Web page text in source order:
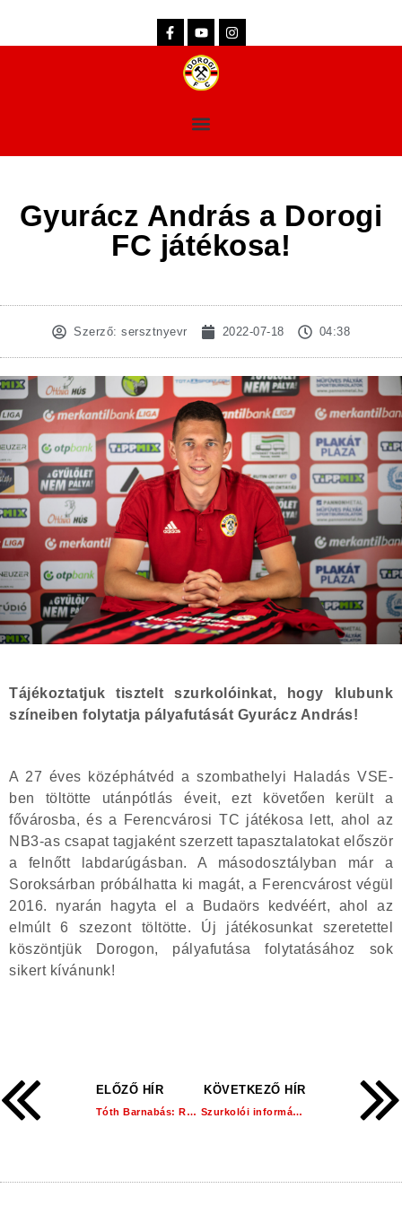
Gyurácz András a Dorogi
FC játékosa!
Szerző: sersztnyevr 2022-07-18 04:38
Tájékoztatjuk tisztelt szurkolóinkat, hogy klubunk
színeiben folytatja pályafutását Gyurácz András!
A 27 éves középhátvéd a szombathelyi Haladás VSE-
ben töltötte utánpótlás éveit, ezt követően került a
fővárosba, és a Ferencvárosi TC játékosa lett, ahol az
NB3-as csapat tagjaként szerzett tapasztalatokat először
a felnőtt labdarúgásban. A másodosztályban már a
Soroksárban próbálhatta ki magát, a Ferencvárost végül
2016. nyarán hagyta el a Budaörs kedvéért, ahol az
elmúlt 6 szezont töltötte. Új játékosunkat szeretettel
köszöntjük Dorogon, pályafutása folytatásához sok
sikert kívánunk!
ELŐZŐ HÍR
Tóth Barnabás: Remélem ebben az évben sokkal több percet hozzá tudok tenni!
KÖVETKEZŐ HÍR
Szurkolói információk: FC Ajka – Dorogi FC